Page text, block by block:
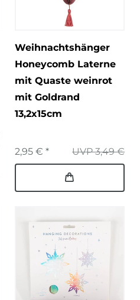
Weihnachtshänger
Honeycomb Laterne
mit Quaste weinrot
mit Goldrand
13,2x15cm
UVP 3,49 €
2,95 € *